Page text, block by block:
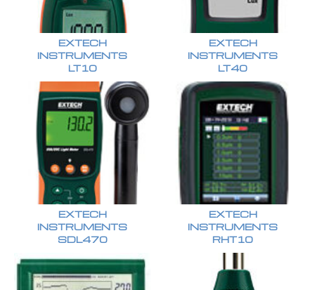
EXTECH
INSTRUMENTS
LT10
EXTECH
INSTRUMENTS
LT40
EXTECH
INSTRUMENTS
SDL470
EXTECH
INSTRUMENTS
RHT10